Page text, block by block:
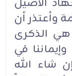
وأعتذر أن
هي الذكرى
في
شاء الله